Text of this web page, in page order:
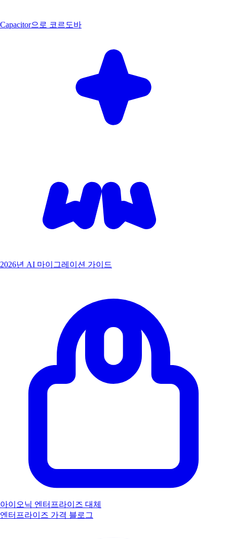
Capacitor으로 코르도바
2026년 AI 마이그레이션 가이드
아이오닉 엔터프라이즈 대체
엔터프라이즈 가격 블로그